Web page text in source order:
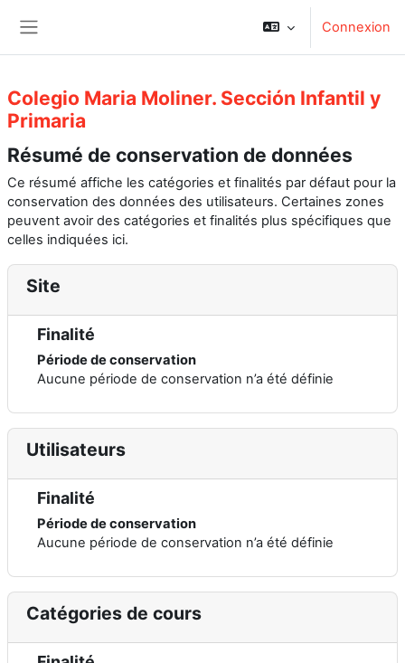
Connexion
Colegio Maria Moliner. Sección Infantil y
Primaria
Résumé de conservation de données
Ce résumé affiche les catégories et finalités par défaut pour la
conservation des données des utilisateurs. Certaines zones
peuvent avoir des catégories et finalités plus spécifiques que
celles indiquées ici.
Site
Finalité
Période de conservation
Aucune période de conservation n’a été définie
Utilisateurs
Finalité
Période de conservation
Aucune période de conservation n’a été définie
Catégories de cours